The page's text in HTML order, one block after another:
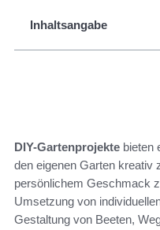
Inhaltsangabe
DIY-Gartenprojekte bieten
den eigenen Garten kreativ
persönlichem Geschmack
Umsetzung von
Gestaltung von Beeten,